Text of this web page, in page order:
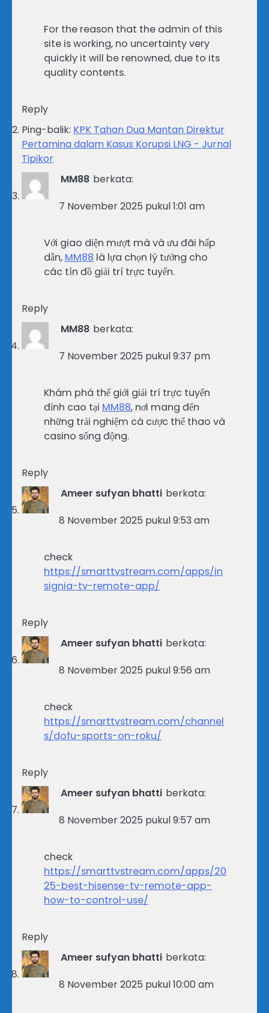
For the reason that the admin of this
site is working, no uncertainty very
quickly it will be renowned, due to its
quality contents.
Reply
Ping-balik: KPK Tahan Dua Mantan Direktur
Pertamina dalam Kasus Korupsi LNG - Jurnal
Tipikor
MM88 berkata:
7 November 2025 pukul 1:01 am
Với giao diện mượt mà và ưu đãi hấp
dẫn, MM88 là lựa chọn lý tưởng cho
các tín đồ giải trí trực tuyến.
Reply
MM88 berkata:
7 November 2025 pukul 9:37 pm
Khám phá thế giới giải trí trực tuyến
đỉnh cao tại MM88, nơi mang đến
những trải nghiệm cá cược thể thao và
casino sống động.
Reply
Ameer sufyan bhatti berkata:
8 November 2025 pukul 9:53 am
check
https://smarttvstream.com/apps/in
signia-tv-remote-app/
Reply
Ameer sufyan bhatti berkata:
8 November 2025 pukul 9:56 am
check
https://smarttvstream.com/channel
s/dofu-sports-on-roku/
Reply
Ameer sufyan bhatti berkata:
8 November 2025 pukul 9:57 am
check
https://smarttvstream.com/apps/20
25-best-hisense-tv-remote-app-
how-to-control-use/
Reply
Ameer sufyan bhatti berkata:
8 November 2025 pukul 10:00 am